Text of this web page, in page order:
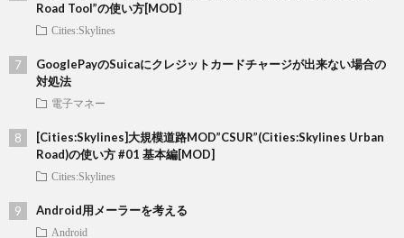
Road Tool”の使い方[MOD]
Cities:Skylines
GooglePayのSuicaにクレジットカードチャージが出来ない場合の
対処法
電子マネー
[Cities:Skylines]大規模道路MOD”CSUR”(Cities:Skylines Urban
Road)の使い方 #01 基本編[MOD]
Cities:Skylines
Android用メーラーを考える
Android